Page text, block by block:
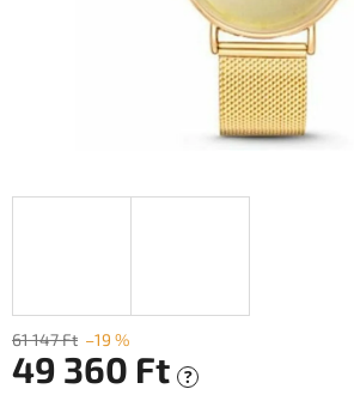
61 147 Ft –19 %
49 360 Ft ?